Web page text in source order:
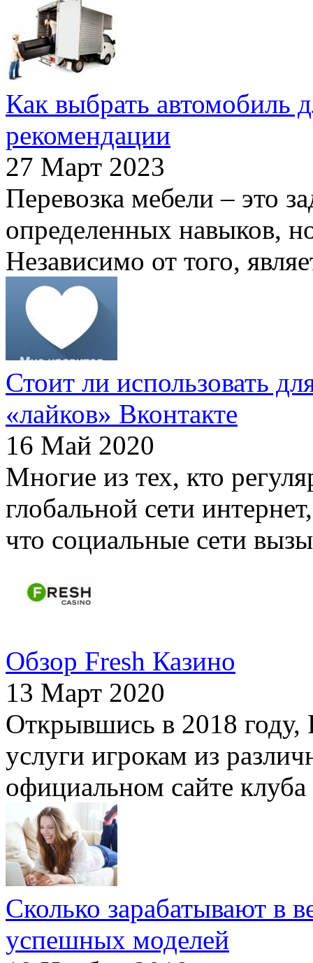
Как выбрать автомобиль
рекомендации
27 Март 2023
Перевозка мебели – это
определенных навыков,
Независимо от того,
Стоит ли использовать
«лайков» Вконтакте
16 Май 2020
Многие из тех, кто
глобальной сети
что социальные сети
Обзор Fresh Казино
13 Март 2020
Открывшись в 2018 году,
услуги игрокам из
официальном сайте
Сколько зарабатывают в
успешных моделей